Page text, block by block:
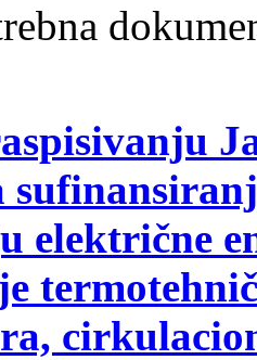
električne